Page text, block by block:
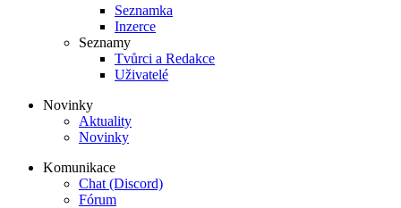
Seznamka
Inzerce
Seznamy
Tvůrci a Redakce
Uživatelé
Novinky
Aktuality
Novinky
Komunikace
Chat (Discord)
Fórum